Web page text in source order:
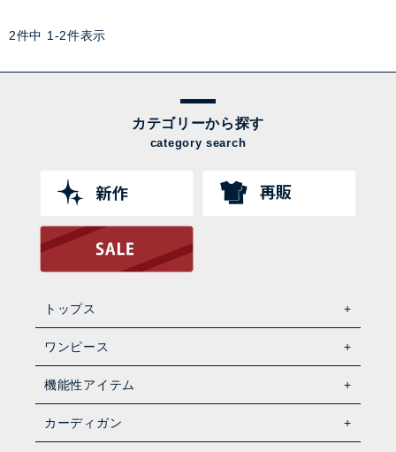
2件中 1 -2件表示
カテゴリーから探す
category search
トップス
ワンピース
機能性アイテム
カーディガン